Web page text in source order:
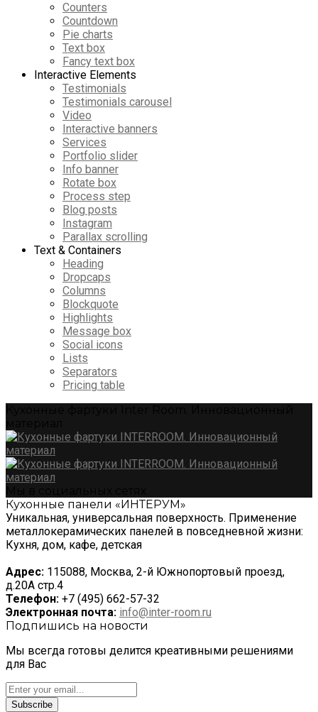
Counters
Countdown
Pie charts
Text box
Fancy text box
Interactive Elements
Testimonials
Testimonials carousel
Video
Interactive banners
Services
Portfolio slider
Info banner
Rotate box
Process step
Blog posts
Instagram
Parallax scrolling
Text & Containers
Heading
Dropcaps
Columns
Blockquote
Highlights
Message box
Social icons
Lists
Separators
Pricing table
Кухонные панели «ИНТЕРУМ»
Уникальная, универсальная поверхность. Применение
металлокерамических панелей в повседневной жизни:
Кухня, дом, кафе, детская
Адрес: 115088, Москва, 2-й Южнопортовый проезд,
д.20А стр.4
Телефон: +7 (495) 662-57-32
Электронная почта: info@inter-room.ru
Подпишись на новости
Мы всегда готовы делится креативными решениями
для Вас
Subscribe